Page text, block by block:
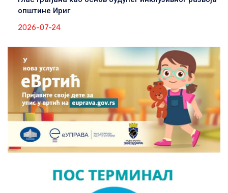
општине Ириг
2026-07-24